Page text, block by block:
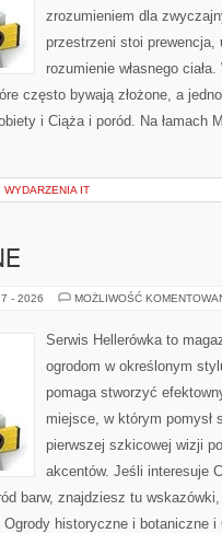
zrozumieniem dla
przestrzeni stoi prewencja,
rozumienie własnego
często bywają złożone, a
i Ciąża i poród. Na łamach
IT
- 2026 MOŻLIWOŚĆ
Serwis Hellerówka to
ogrodom w określonym
pomaga stworzyć
miejsce, w którym pomysł
pierwszej szkicowej wizji
akcentów. Jeśli interesuje
barw, znajdziesz tu
Ogrody historyczne i botaniczne